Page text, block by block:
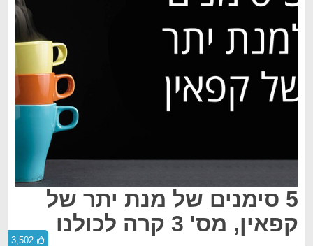
5 סימנים של מנת יתר של
קפאין, מס' 3 קרה לכולנו
3,502